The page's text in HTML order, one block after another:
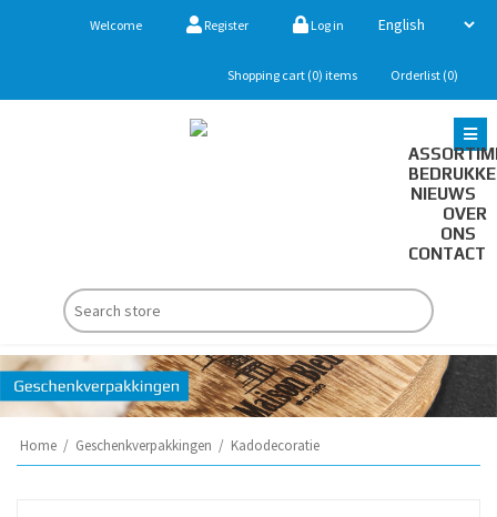
Welcome Register Log in
Shopping cart (0) items Orderlist (0)
NIEUWS
OVER
ONS
CONTACT
Home / Geschenkverpakkingen / Kadodecoratie